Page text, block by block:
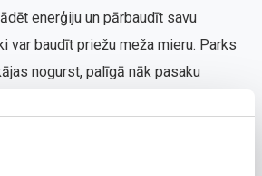
enerģiju un pārbaudīt savu
var baudīt priežu meža mieru. Parks
nogurst, palīgā nāk pasaku